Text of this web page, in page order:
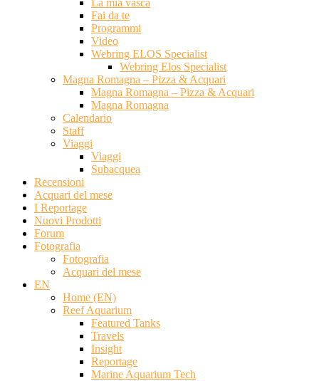
La mia vasca
Fai da te
Programmi
Video
Webring ELOS Specialist
Webring Elos Specialist
Magna Romagna – Pizza & Acquari
Magna Romagna – Pizza & Acquari
Magna Romagna
Calendario
Staff
Viaggi
Viaggi
Subacquea
Recensioni
Acquari del mese
I Reportage
Nuovi Prodotti
Forum
Fotografia
Fotografia
Acquari del mese
EN
Home (EN)
Reef Aquarium
Featured Tanks
Travels
Insight
Reportage
Marine Aquarium Tech